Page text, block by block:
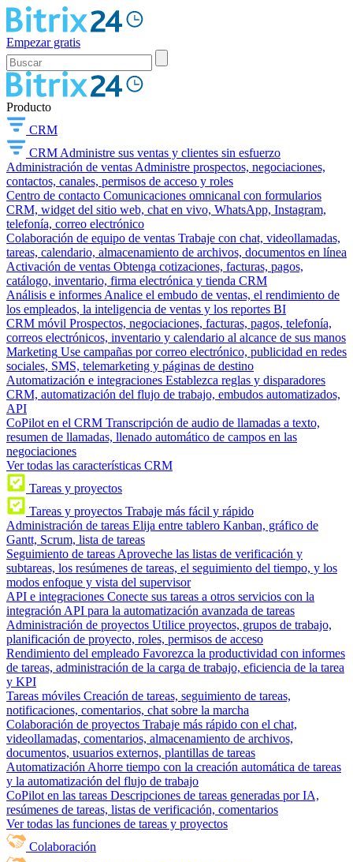
Empezar gratis
Producto
CRM
CRM Administre sus ventas y clientes sin esfuerzo
Administración de ventas Administre prospectos, negociaciones,
contactos, canales, permisos de acceso y roles
Centro de contacto Comunicaciones omnicanal con formularios
CRM, widget del sitio web, chat en vivo, WhatsApp, Instagram,
telefonía, correo electrónico
Colaboración de equipo de ventas Trabaje con chat, videollamadas,
tareas, calendario, almacenamiento de archivos, documentos en línea
Activación de ventas Obtenga cotizaciones, facturas, pagos,
catálogo, inventario, firma electrónica y tienda CRM
Análisis e informes Analice el embudo de ventas, el rendimiento de
los empleados, la inteligencia de ventas y los reportes BI
CRM móvil Prospectos, negociaciones, facturas, pagos, telefonía,
correos electrónicos, inventario y calendario al alcance de sus manos
Marketing Use campañas por correo electrónico, publicidad en redes
sociales, SMS, telemarketing y páginas de destino
Automatización e integraciones Establezca reglas y disparadores
CRM, automatización del flujo de trabajo, embudos automatizados,
API
CoPilot en el CRM Transcripción de audio de llamadas a texto,
resumen de llamadas, llenado automático de campos en las
negociaciones
Ver todas las características CRM
Tareas y proyectos
Tareas y proyectos Trabaje más fácil y rápido
Administración de tareas Elija entre tablero Kanban, gráfico de
Gantt, Scrum, lista de tareas
Seguimiento de tareas Aproveche las listas de verificación y
subtareas, los resúmenes de tareas, el seguimiento del tiempo, y los
modos enfoque y vista del supervisor
API e integraciones Conecte sus tareas a otros servicios con la
integración API para la automatización avanzada de tareas
Administración de proyectos Utilice proyectos, grupos de trabajo,
planificación de proyecto, roles, permisos de acceso
Rendimiento del empleado Favorezca la productividad con informes
de tareas, administración de la carga de trabajo, eficiencia de la tarea
y KPI
Tareas móviles Creación de tareas, seguimiento de tareas,
notificaciones, comentarios, chat sobre la marcha
Colaboración de proyectos Trabaje más rápido con el chat,
videollamadas, comentarios, almacenamiento de archivos,
documentos, usuarios externos, plantillas de tareas
Automatización Ahorre tiempo con la creación automática de tareas
y la automatización del flujo de trabajo
CoPilot en las tareas Descripciones de tareas generadas por IA,
resúmenes de tareas, listas de verificación, comentarios
Ver todas las funciones de tareas y proyectos
Colaboración